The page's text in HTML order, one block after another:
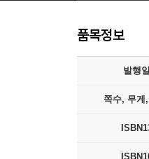
품목정보
발행일
쪽수, 무게,